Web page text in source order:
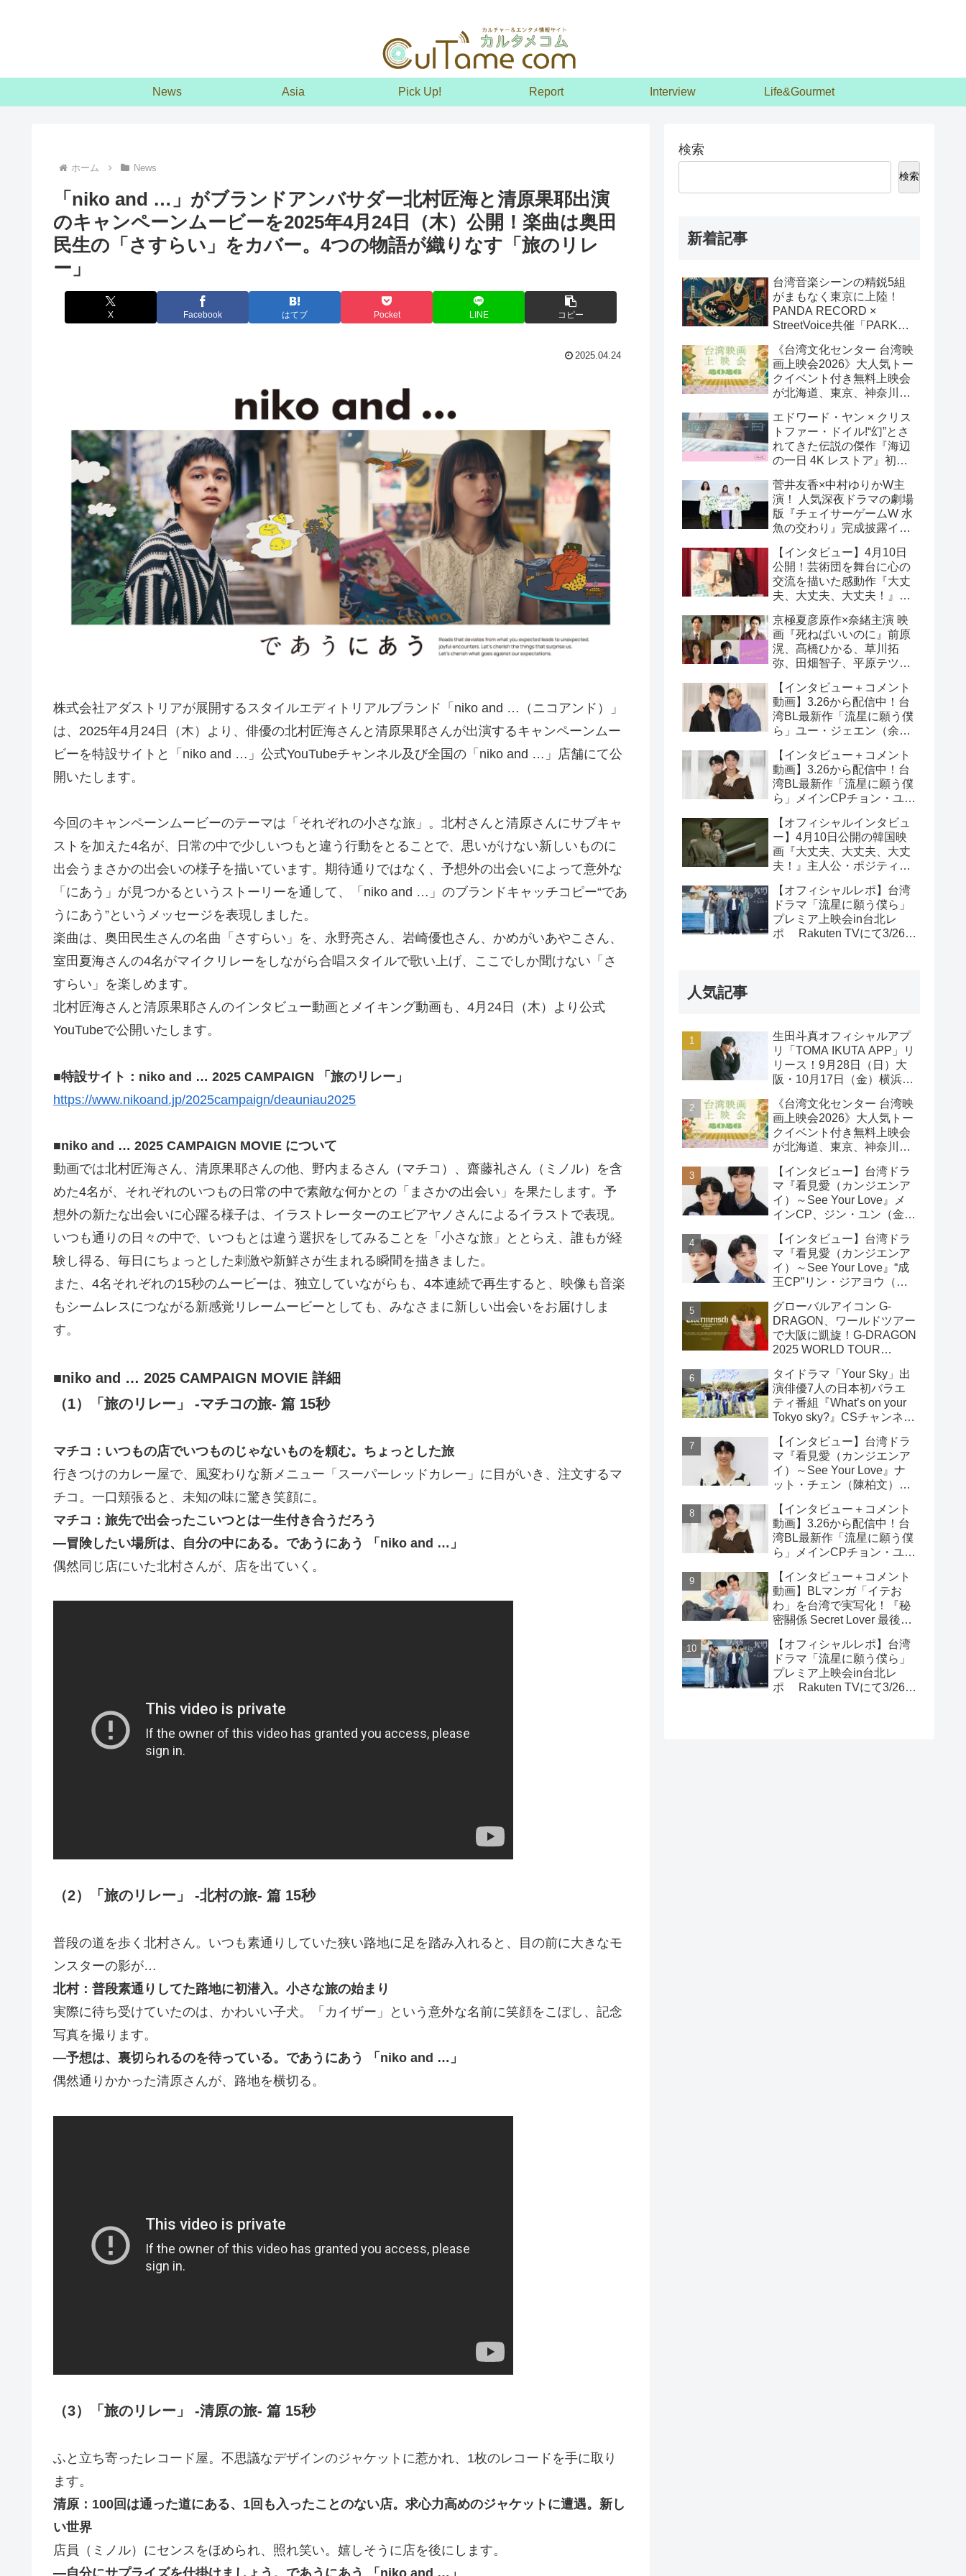
News Asia Pick Up! Report Interview Life&Gourmet
ホーム News
「niko and …」がブランドアンバサダー北村匠海と清原果耶出演
のキャンペーンムービーを2025年4月24日（木）公開！楽曲は奥田
民生の「さすらい」をカバー。4つの物語が織りなす「旅のリレ
ー」
X Facebook はてブ Pocket LINE コピー
2025.04.24
株式会社アダストリアが展開するスタイルエディトリアルブランド「niko and …（ニコアンド）」
は、2025年4月24日（木）より、俳優の北村匠海さんと清原果耶さんが出演するキャンペーンムー
ビーを特設サイトと「niko and …」公式YouTubeチャンネル及び全国の「niko and …」店舗にて公
開いたします。
今回のキャンペーンムービーのテーマは「それぞれの小さな旅」。北村さんと清原さんにサブキャ
ストを加えた4名が、日常の中で少しいつもと違う行動をとることで、思いがけない新しいものに
出会うまさかの出会いの様子を描いています。期待通りではなく、予想外の出会いによって意外な
「にあう」が見つかるというストーリーを通して、「niko and …」のブランドキャッチコピー“であ
うにあう”というメッセージを表現しました。
楽曲は、奥田民生さんの名曲「さすらい」を、永野亮さん、岩崎優也さん、かめがいあやこさん、
室田夏海さんの4名がマイクリレーをしながら合唱スタイルで歌い上げ、ここでしか聞けない「さ
すらい」を楽しめます。
北村匠海さんと清原果耶さんのインタビュー動画とメイキング動画も、4月24日（木）より公式
YouTubeで公開いたします。
■特設サイト：niko and … 2025 CAMPAIGN 「旅のリレー」
https://www.nikoand.jp/2025campaign/deauniau2025
■niko and … 2025 CAMPAIGN MOVIE について
動画では北村匠海さん、清原果耶さんの他、野内まるさん（マチコ）、齋藤礼さん（ミノル）を含
めた4名が、それぞれのいつもの日常の中で素敵な何かとの「まさかの出会い」を果たします。予
想外の新たな出会いに心躍る様子は、イラストレーターのエビアヤノさんによるイラストで表現。
いつも通りの日々の中で、いつもとは違う選択をしてみることを「小さな旅」ととらえ、誰もが経
験し得る、毎日にちょっとした刺激や新鮮さが生まれる瞬間を描きました。
また、4名それぞれの15秒のムービーは、独立していながらも、4本連続で再生すると、映像も音楽
もシームレスにつながる新感覚リレームービーとしても、みなさまに新しい出会いをお届けしま
す。
■niko and … 2025 CAMPAIGN MOVIE 詳細
（1）「旅のリレー」 -マチコの旅- 篇 15秒
マチコ：いつもの店でいつものじゃないものを頼む。ちょっとした旅
行きつけのカレー屋で、風変わりな新メニュー「スーパーレッドカレー」に目がいき、注文するマ
チコ。一口頬張ると、未知の味に驚き笑顔に。
マチコ：旅先で出会ったこいつとは一生付き合うだろう
―冒険したい場所は、自分の中にある。であうにあう 「niko and …」
偶然同じ店にいた北村さんが、店を出ていく。
（2）「旅のリレー」 -北村の旅- 篇 15秒
普段の道を歩く北村さん。いつも素通りしていた狭い路地に足を踏み入れると、目の前に大きなモ
ンスターの影が…
北村：普段素通りしてた路地に初潜入。小さな旅の始まり
実際に待ち受けていたのは、かわいい子犬。「カイザー」という意外な名前に笑顔をこぼし、記念
写真を撮ります。
―予想は、裏切られるのを待っている。であうにあう 「niko and …」
偶然通りかかった清原さんが、路地を横切る。
（3）「旅のリレー」 -清原の旅- 篇 15秒
ふと立ち寄ったレコード屋。不思議なデザインのジャケットに惹かれ、1枚のレコードを手に取り
ます。
清原：100回は通った道にある、1回も入ったことのない店。求心力高めのジャケットに遭遇。新し
い世界
店員（ミノル）にセンスをほめられ、照れ笑い。嬉しそうに店を後にします。
検索
検索
新着記事
台湾音楽シーンの精鋭5組
がまもなく東京に上陸！
PANDA RECORD ×
StreetVoice共催「PARK
好評発売中！
《台湾文化センター 台湾映
画上映会2026》大人気トー
クイベント付き無料上映会
が北海道、東京、神奈川、
決定!
エドワード・ヤン × クリス
トファー・ドイル!“幻”とさ
れてきた伝説の傑作『海辺
の一日 4K レストア』初の
『恐怖分子 デジタルリマス
ター』上映も!
菅井友香×中村ゆりかW主
演！ 人気深夜ドラマの劇場
版『チェイサーゲームW 水
魚の交わり』完成披露イベ
恋愛相談トーク開催！
【インタビュー】4月10日
公開！芸術団を舞台に心の
交流を描いた感動作『大丈
夫、大丈夫、大丈夫！』キ
ー
京極夏彦原作×奈緒主演 映
画『死ねばいいのに』前原
滉、髙橋ひかる、草川拓
弥、田畑智子、平原テツら
【インタビュー＋コメント
動画】3.26から配信中！台
湾BL最新作「流星に願う僕
ら」ユー・ジェエン（余杰
うた）インタビュー！サイ
ン入りチェキ読プレも
【インタビュー＋コメント
動画】3.26から配信中！台
湾BL最新作「流星に願う僕
ら」メインCPチョン・ユエ
ー・モンシュエン（初孟
軒） インタビュー！サイン
入りチェキ読プレも
【オフィシャルインタビュ
ー】4月10日公開の韓国映
画『大丈夫、大丈夫、大丈
夫！』主人公・ポジティブ
映画の見どころを紹介！
【オフィシャルレポ】台湾
ドラマ「流星に願う僕ら」
プレミア上映会in台北レ
ポ Rakuten TVにて3/26～
人気記事
生田斗真オフィシャルアプ
リ「TOMA IKUTA APP」リ
リース！9月28日（日）大
阪・10月17日（金）横浜に
ング開催！
《台湾文化センター 台湾映
画上映会2026》大人気トー
クイベント付き無料上映会
が北海道、東京、神奈川、
決定!
【インタビュー】台湾ドラ
マ『看見愛（カンジエンア
イ）～See Your Love』メ
インCP、ジン・ユン（金
宇）インタビュー
【インタビュー】台湾ドラ
マ『看見愛（カンジエンア
イ）～See Your Love』“成
王CP”リン・ジアヨウ（林
（林詠傑）インタビュー
グローバルアイコン G-
DRAGON、ワールドツアー
で大阪に凱旋！G-DRAGON
2025 WORLD TOUR
ENCORE 9月23日(火・
祝)18:00よりファンクラブ
先行受付開始！！
タイドラマ「Your Sky」出
演俳優7人の日本初バラエ
ティ番組『What’s on your
Tokyo sky?』CSチャンネ
日（日）19時30分 独占放
送！！
【インタビュー】台湾ドラ
マ『看見愛（カンジエンア
イ）～See Your Love』ナ
ット・チェン（陳柏文）イ
【インタビュー＋コメント
動画】3.26から配信中！台
湾BL最新作「流星に願う僕
ら」メインCPチョン・ユエ
ー・モンシュエン（初孟
軒） インタビュー！サイン
入りチェキ読プレも
【インタビュー＋コメント
動画】BLマンガ「イテお
わ」を台湾で実写化！『秘
密關係 Secret Lover 最後の
豪）＆Chance（成晞）イン
タビュー 12月26日(金)よ
りシネマート新宿ほか全国
公開！
【オフィシャルレポ】台湾
ドラマ「流星に願う僕ら」
プレミア上映会in台北レ
ポ Rakuten TVにて3/26～